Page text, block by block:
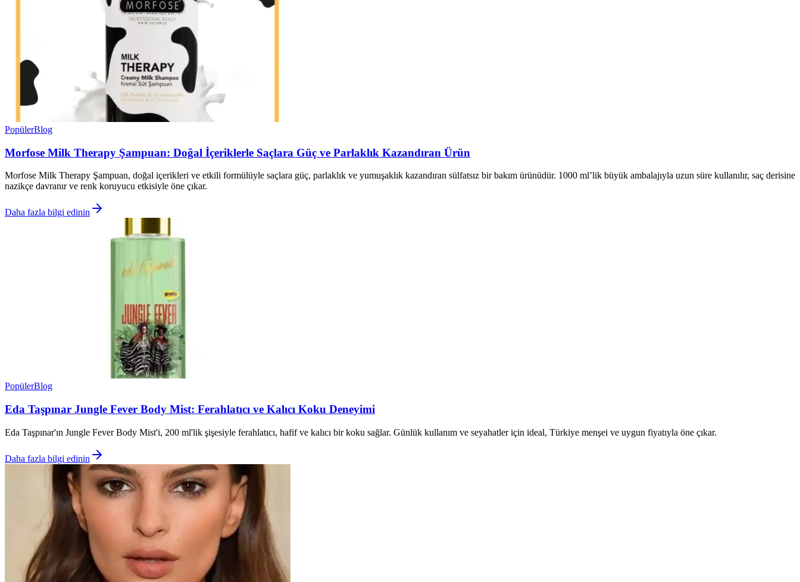
PopülerBlog
Morfose Milk Therapy Şampuan: Doğal İçeriklerle Saçlara Güç ve Parlaklık Kazandıran Ürün
Morfose Milk Therapy Şampuan, doğal içerikleri ve etkili formülüyle saçlara güç, parlaklık ve yumuşaklık kazandıran sülfatsız bir bakım ürünüdür. 1000 ml’lik büyük ambalajıyla uzun süre kullanılır, saç derisine
nazikçe davranır ve renk koruyucu etkisiyle öne çıkar.
Daha fazla bilgi edinin
PopülerBlog
Eda Taşpınar Jungle Fever Body Mist: Ferahlatıcı ve Kalıcı Koku Deneyimi
Eda Taşpınar'ın Jungle Fever Body Mist'i, 200 ml'lik şişesiyle ferahlatıcı, hafif ve kalıcı bir koku sağlar. Günlük kullanım ve seyahatler için ideal, Türkiye menşei ve uygun fiyatıyla öne çıkar.
Daha fazla bilgi edinin